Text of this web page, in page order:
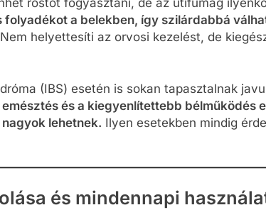
folyadékot a belekben, így szilárdabbá
Nem helyettesíti az orvosi kezelést, de
(IBS) esetén is sokan tapasztalnak
és a kiegyenlítettebb bélműködés
lehetnek. Ilyen esetekben mindig
és mindennapi